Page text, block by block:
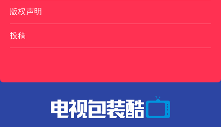
版权声明
投稿